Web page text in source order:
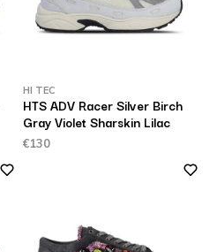
HI TEC
HTS ADV Racer Silver Birch
Gray Violet Sharskin Lilac
€130